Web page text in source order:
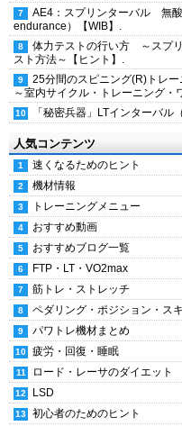
AE4：スプリンターバル 無
endurance）【WIB】.
体力テストの行い方 ～スプ
スト方法～【ヒント】.
25分間のスピニング(R)トレ
～室内サイクル・トレーニング・
「秘密兵器」LTインターバル
人気コンテンツ
速くなるためのヒント
機材情報
トレーニングメニュー
おすすめ動画
おすすめブログ一覧
FTP・LT・VO2max
筋トレ・ストレッチ
ペダリング・ポジション・ス
パワトレ機材まとめ
疲労・回復・睡眠
ロード・レーサのダイエット
LSD
初心者のためのヒント